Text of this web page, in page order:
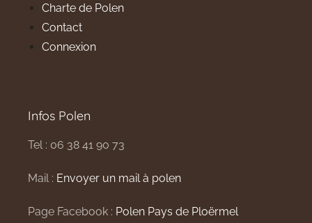
Charte de Polen
Contact
Connexion
Infos Polen
Tel : 06 38 41 90 73
Mail : Envoyer un mail à polen
Page Facebook : Polen Pays de Ploërmel